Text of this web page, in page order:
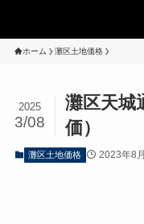
ホーム 灘区土地価格
灘区天城
価）
2025
3/08
灘区土地価格 2023年8